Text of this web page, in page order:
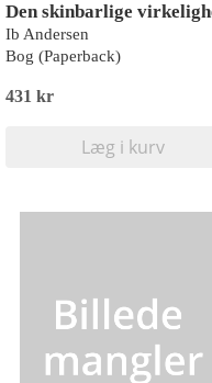
Ib Andersen
Bog (Paperback)
431 kr
Læg i kurv